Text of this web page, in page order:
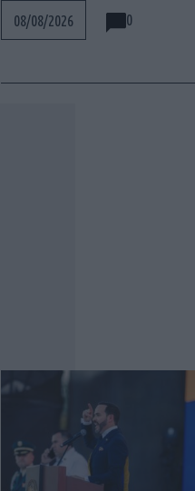
08/08/2026 0